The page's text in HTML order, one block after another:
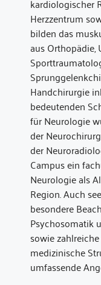
kardiologischer
Herzzentrum
bilden das
aus Orthopädie,
Handchirurgie
bedeutenden
für Neurologie
der
der
Campus ein
Neurologie als
Region. Auch
besondere
Psychosomatik
sowie
medizinische
umfassende